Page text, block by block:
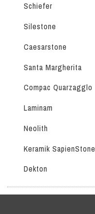
Schiefer
Silestone
Caesarstone
Santa Margherita
Compac Quarzagglo
Laminam
Neolith
Keramik SapienStone
Dekton